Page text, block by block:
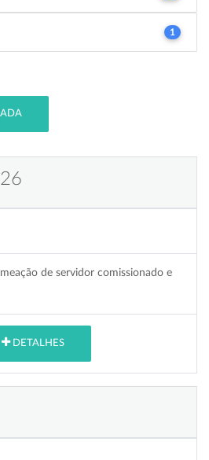
1
de servidor comissionado e
DETALHES